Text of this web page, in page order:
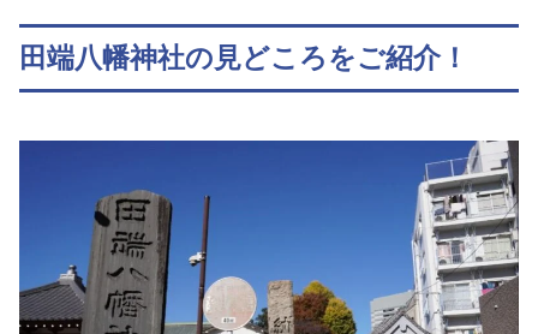
田端八幡神社の見どころをご紹介！